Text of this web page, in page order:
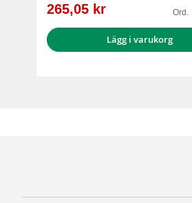
Reapris
265,05 kr Ord.
Lägg i varukorg